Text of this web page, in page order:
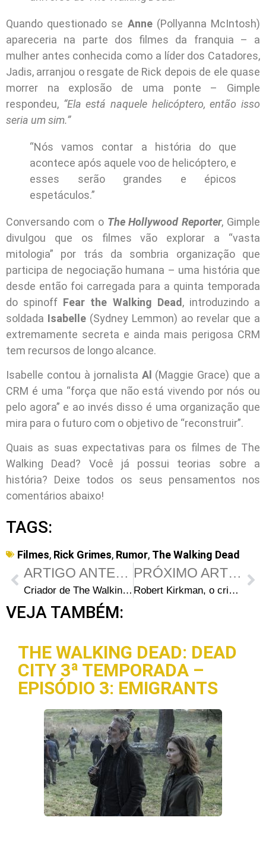
Quando questionado se Anne(Pollyanna McIntosh)
apareceria na parte dos filmes da franquia – a
mulher antes conhecida como a líder dos Catadores,
Jadis, arranjou o resgate de Rick depois de ele quase
morrer na explosão de uma ponte – Gimple
respondeu, “Ela está naquele helicóptero, então isso
seria um sim.”
“Nós vamos contar a história do que
acontece após aquele voo de helicóptero, e
esses serão grandes e épicos
espetáculos.”
Conversando com o The Hollywood Reporter, Gimple
divulgou que os filmes vão explorar a “vasta
mitologia” por trás da sombria organização que
participa de negociação humana – uma história que
desde então foi carregada para a quinta temporada
do spinoff Fear the Walking Dead, introduzindo a
soldada Isabelle (Sydney Lemmon) ao revelar que a
extremamente secreta e ainda mais perigosa CRM
tem recursos de longo alcance.
Isabelle contou à jornalista Al (Maggie Grace) que a
CRM é uma “força que não está vivendo por nós ou
pelo agora” e ao invés disso é uma organização que
mira para o futuro com o objetivo de “reconstruir”.
Quais as suas expectativas para os filmes de The
Walking Dead? Você já possui teorias sobre a
história? Deixe todos os seus pensamentos nos
comentários abaixo!
TAGS:
Filmes, Rick Grimes, Rumor, The Walking Dead
ARTIGO ANTERIOR
Criador de The Walking Dead afirma que final da HQ não vai afetar a Série de TV
PRÓXIMO ARTIGO
Robert Kirkman, o criador de The Walking Dead, fala sobre os filmes de Rick Grimes
VEJA TAMBÉM:
THE WALKING DEAD: DEAD
CITY 3ª TEMPORADA –
EPISÓDIO 3: EMIGRANTS